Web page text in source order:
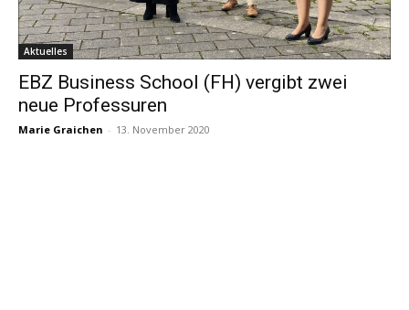
Aktuelles
EBZ Business School (FH) vergibt zwei
neue Professuren
Marie Graichen - 13. November 2020